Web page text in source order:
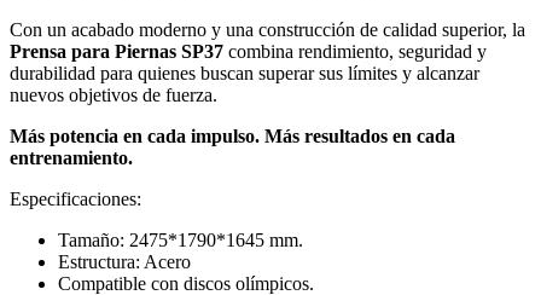
Con un acabado moderno y una construcción de calidad superior, la
Prensa para Piernas SP37 combina rendimiento, seguridad y
durabilidad para quienes buscan superar sus límites y alcanzar
nuevos objetivos de fuerza.
Más potencia en cada impulso. Más resultados en cada
entrenamiento.
Especificaciones:
Tamaño: 2475*1790*1645 mm.
Estructura: Acero
Compatible con discos olímpicos.